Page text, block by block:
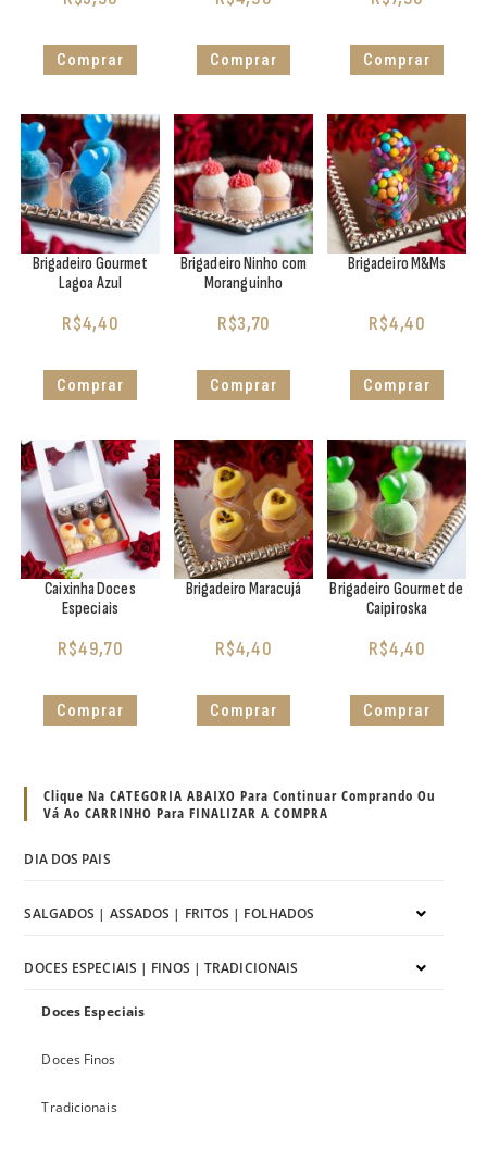
Comprar Comprar Comprar
Brigadeiro Gourmet
Lagoa Azul
R$4,40
Comprar
Brigadeiro Ninho com
Moranguinho
R$3,70
Comprar
Brigadeiro M&Ms
R$4,40
Comprar
Caixinha Doces
Especiais
R$49,70
Comprar
Brigadeiro Maracujá
R$4,40
Comprar
Brigadeiro Gourmet de
Caipiroska
R$4,40
Comprar
Clique Na CATEGORIA ABAIXO Para Continuar Comprando Ou
Vá Ao CARRINHO Para FINALIZAR A COMPRA
DIA DOS PAIS
SALGADOS | ASSADOS | FRITOS | FOLHADOS
DOCES ESPECIAIS | FINOS | TRADICIONAIS
Doces Especiais
Doces Finos
Tradicionais